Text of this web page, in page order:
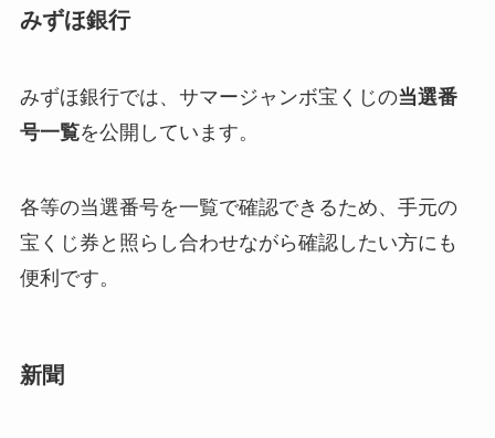
みずほ銀行
みずほ銀行では、サマージャンボ宝くじの当選番
号一覧を公開しています。
各等の当選番号を一覧で確認できるため、手元の
宝くじ券と照らし合わせながら確認したい方にも
便利です。
新聞